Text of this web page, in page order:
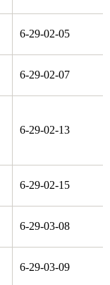
6-29-02-05
6-29-02-07
6-29-02-13
6-29-02-15
6-29-03-08
6-29-03-09